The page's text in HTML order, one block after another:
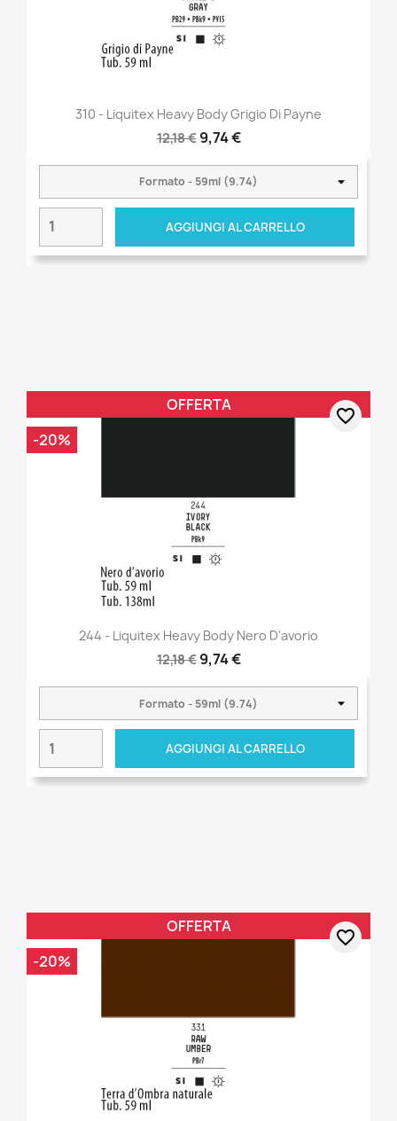
310 - Liquitex Heavy Body Grigio Di Payne
12,18 € 9,74 €
AGGIUNGI AL CARRELLO
244 - Liquitex Heavy Body Nero D'avorio
12,18 € 9,74 €
AGGIUNGI AL CARRELLO
OFFERTA
-20%
favorite_border
OFFERTA
-20%
favorite_border